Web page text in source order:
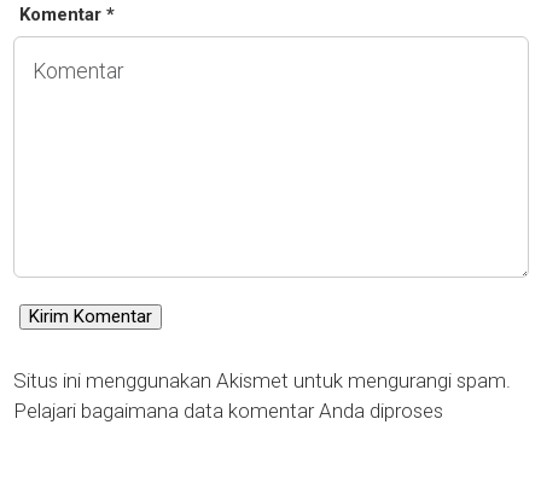
Komentar *
Situs ini menggunakan Akismet untuk mengurangi spam.
Pelajari bagaimana data komentar Anda diproses